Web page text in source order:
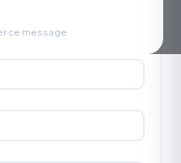
ce message